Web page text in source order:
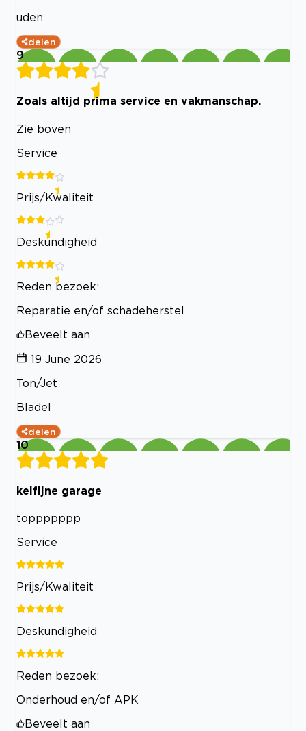
uden
delen
9
Zoals altijd prima service en vakmanschap.
Zie boven
Service
Prijs/Kwaliteit
Deskundigheid
Reden bezoek:
Reparatie en/of schadeherstel
Beveelt aan
19 June 2026
Ton/Jet
Bladel
delen
10
keifijne garage
toppppppp
Service
Prijs/Kwaliteit
Deskundigheid
Reden bezoek:
Onderhoud en/of APK
Beveelt aan